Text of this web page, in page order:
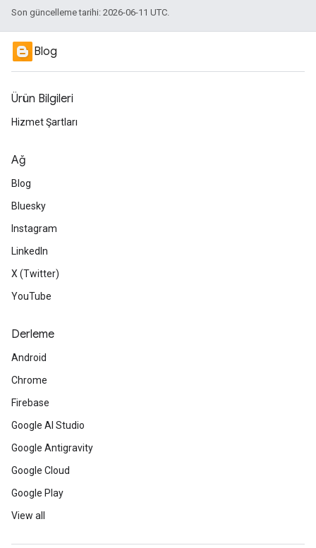
Son güncelleme tarihi: 2026-06-11 UTC.
Blog
Ürün Bilgileri
Hizmet Şartları
Ağ
Blog
Bluesky
Instagram
LinkedIn
X (Twitter)
YouTube
Derleme
Android
Chrome
Firebase
Google AI Studio
Google Antigravity
Google Cloud
Google Play
View all